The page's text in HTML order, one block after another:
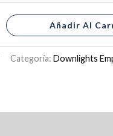
Añadir Al
Categoría: Downlights